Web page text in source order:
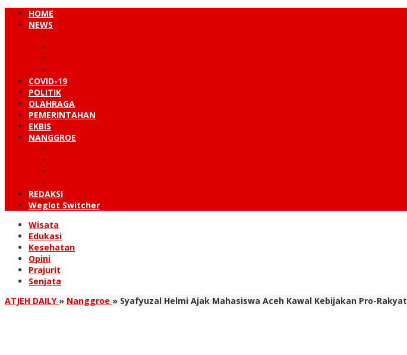
HOME
NEWS
COVID-19
POLITIK
OLAHRAGA
PEMERINTAHAN
EKBIS
NANGGROE
REDAKSI
Weglot Switcher
Wisata
Edukasi
Kesehatan
Opini
Prajurit
Senjata
ATJEH DAILY » Nanggroe » Syafyuzal Helmi Ajak Mahasiswa Aceh Kawal Kebijakan Pro-Rakyat